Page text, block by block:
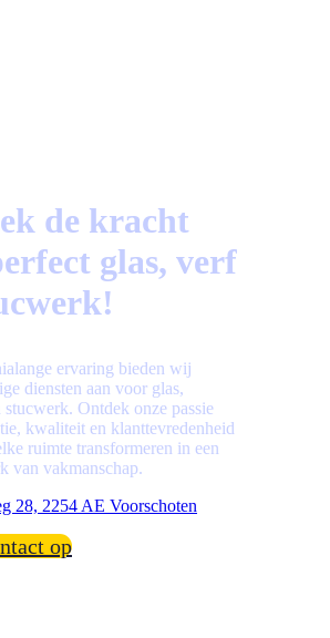
de kracht
glas, verf
ervaring bieden wij
diensten aan voor glas,
stucwerk. Ontdek onze passie
kwaliteit en klanttevredenheid
ruimte transformeren in een
van vakmanschap.
28, 2254 AE Voorschoten
op